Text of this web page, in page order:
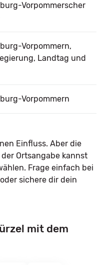
Vorpommerscher
Vorpommern,
Landtag und
Vorpommern
Einfluss. Aber die
Ortsangabe kannst
Frage einfach bei
sichere dir dein
mit dem